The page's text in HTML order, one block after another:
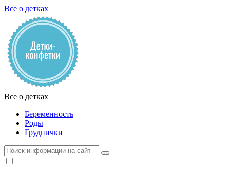
Все о детках
Все о детках
Беременность
Роды
Груднички